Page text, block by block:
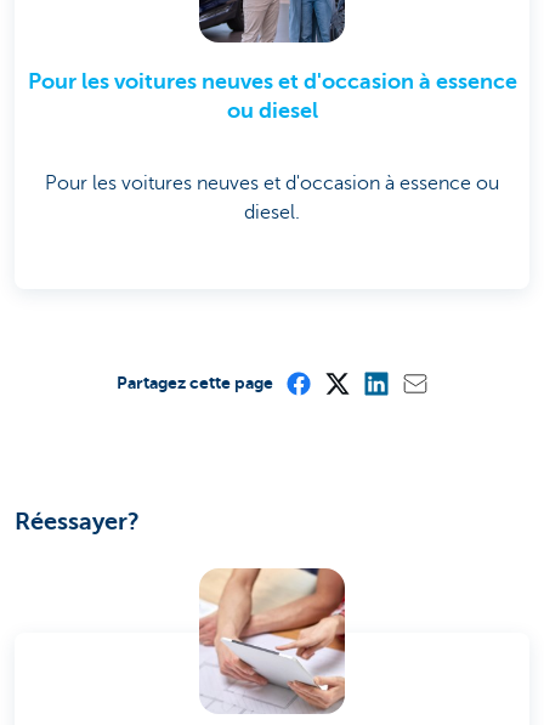
Pour les voitures neuves et d'occasion à essence
ou diesel
Pour les voitures neuves et d'occasion à essence ou
diesel.
Partagez cette page
Réessayer?